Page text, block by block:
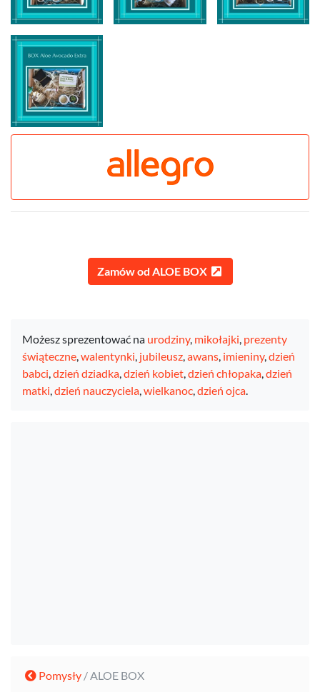
Zamów od ALOE BOX
Możesz sprezentować na urodziny, mikołajki, prezenty
świąteczne,walentynki, jubileusz,awans, imieniny,dzień
babci,dzień dziadka,dzień kobiet,dzień chłopaka,dzień
matki,dzień nauczyciela,wielkanoc,dzień ojca.
Pomysły / ALOE BOX